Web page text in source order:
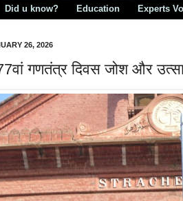
Did u know? Education Experts
26, 2026
गणतंत्र दिवस जोश और